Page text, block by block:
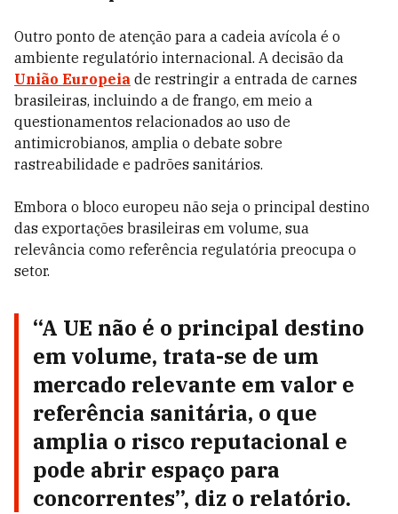
Outro ponto de atenção para a cadeia avícola é o
ambiente regulatório internacional. A decisão da
União Europeia de restringir a entrada de carnes
brasileiras, incluindo a de frango, em meio a
questionamentos relacionados ao uso de
antimicrobianos, amplia o debate sobre
rastreabilidade e padrões sanitários.
Embora o bloco europeu não seja o principal destino
das exportações brasileiras em volume, sua
relevância como referência regulatória preocupa o
setor.
“A UE não é o principal destino
em volume, trata-se de um
mercado relevante em valor e
referência sanitária, o que
amplia o risco reputacional e
pode abrir espaço para
concorrentes”, diz o relatório.